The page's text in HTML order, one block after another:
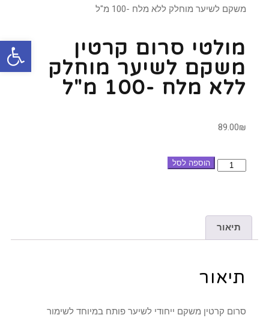
משקם לשיער מוחלק ללא מלח -100 מ"ל
מולטי סרום קרטין
משקם לשיער מוחלק
ללא מלח -100 מ"ל
89.00₪
הוספה לסל
תיאור
תיאור
סרום קרטין משקם ייחודי לשיער פותח במיוחד לשימור
פתח